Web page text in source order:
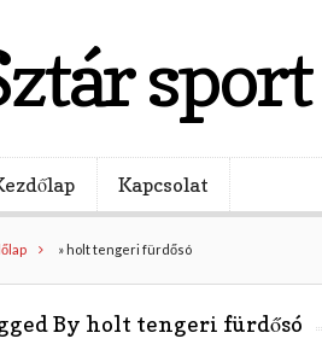
sport
Kapcsolat
» holt tengeri fürdősó
By holt tengeri fürdősó